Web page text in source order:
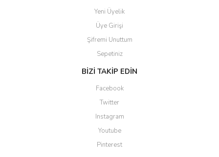
Yeni Üyelik
Üye Girişi
Şifremi Unuttum
Sepetiniz
BİZİ TAKİP EDİN
Facebook
Twitter
Instagram
Youtube
Pinterest